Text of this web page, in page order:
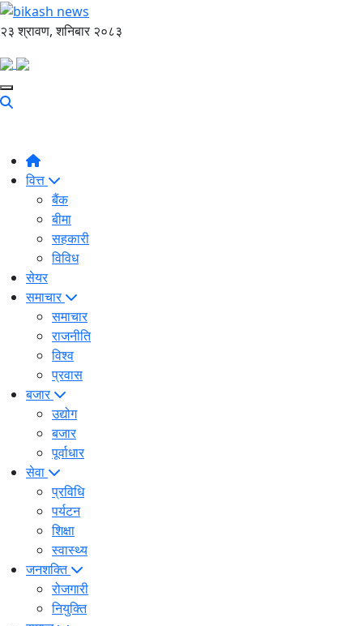
२३ श्रावण, शनिबार २०८३
वित्त
बैंक
बीमा
सहकारी
विविध
सेयर
समाचार
समाचार
राजनीति
विश्व
प्रवास
बजार
उद्योग
बजार
पूर्वाधार
सेवा
प्रविधि
पर्यटन
शिक्षा
स्वास्थ्य
जनशक्ति
रोजगारी
नियुक्ति